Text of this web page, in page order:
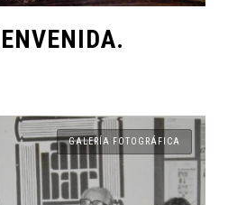
GALERÍA FOTOGRÁFICA